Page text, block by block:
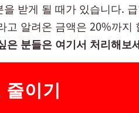
받게 될 때가 있습니다.
고 알려온 금액은 20%까지
은 분들은 여기서 처리해보
이기